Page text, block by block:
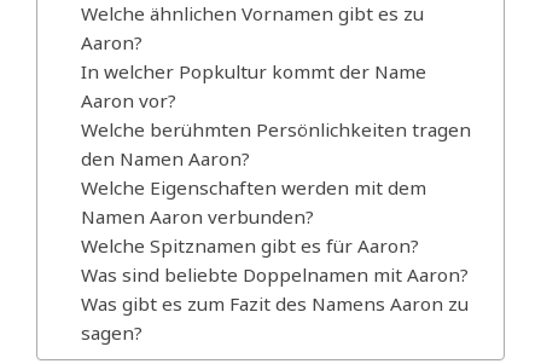
Welche ähnlichen Vornamen gibt es zu
Aaron?
In welcher Popkultur kommt der Name
Aaron vor?
Welche berühmten Persönlichkeiten tragen
den Namen Aaron?
Welche Eigenschaften werden mit dem
Namen Aaron verbunden?
Welche Spitznamen gibt es für Aaron?
Was sind beliebte Doppelnamen mit Aaron?
Was gibt es zum Fazit des Namens Aaron zu
sagen?